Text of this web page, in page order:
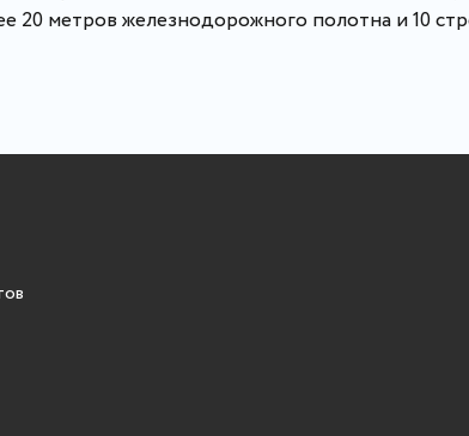
20 метров железнодорожного полотна и 10